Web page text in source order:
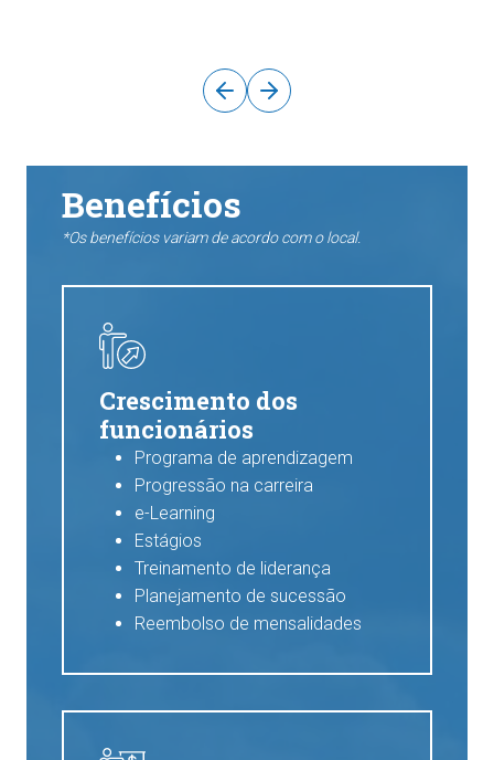
Benefícios
*Os benefícios variam de acordo com o local.
Crescimento dos
funcionários
Programa de aprendizagem
Progressão na carreira
e-Learning
Estágios
Treinamento de liderança
Planejamento de sucessão
Reembolso de mensalidades